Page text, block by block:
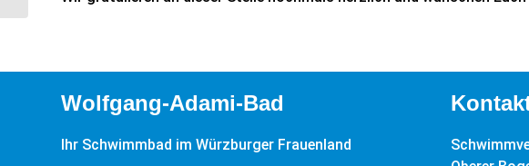
Wolfgang-Adami-Bad
Ihr Schwimmbad im Würzburger Frauenland